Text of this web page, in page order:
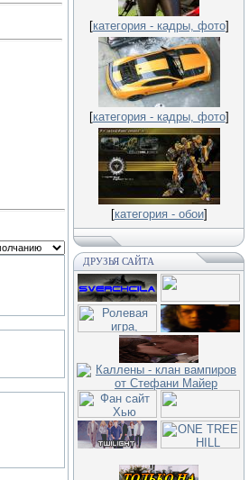
[категория - кадры, фото]
[категория - кадры, фото]
[категория - обои]
ДРУЗЬЯ САЙТА